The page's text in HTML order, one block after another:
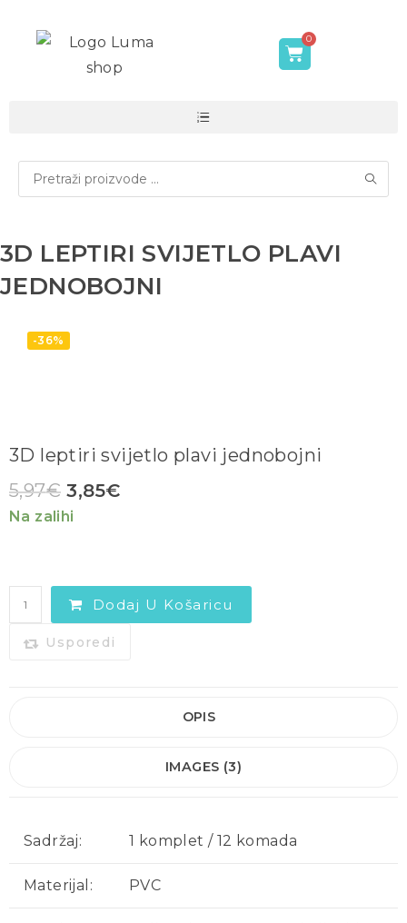
3D LEPTIRI SVIJETLO PLAVI
JEDNOBOJNI
-36%
3D leptiri svijetlo plavi jednobojni
5,97€ 3,85€
Na zalihi
Dodaj U Košaricu
Usporedi
OPIS
IMAGES (3)
Sadržaj: 1 komplet / 12 komada
Materijal: PVC